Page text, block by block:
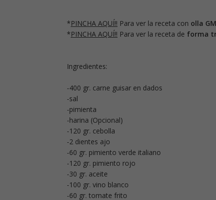
*PINCHA AQUÍ!! Para ver la receta con olla GM
*PINCHA AQUÍ!! Para ver la receta de forma
Ingredientes:
-400 gr. carne guisar en dados
-sal
-pimienta
-harina (Opcional)
-120 gr. cebolla
-2 dientes ajo
-60 gr. pimiento verde italiano
-120 gr. pimiento rojo
-30 gr. aceite
-100 gr. vino blanco
-60 gr. tomate frito